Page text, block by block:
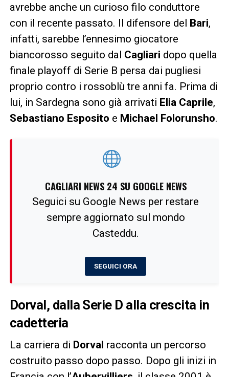
avrebbe anche un curioso filo conduttore
con il recente passato. Il difensore del Bari,
infatti, sarebbe l’ennesimo giocatore
biancorosso seguito dal Cagliari dopo quella
finale playoff di Serie B persa dai pugliesi
proprio contro i rossoblù tre anni fa. Prima di
lui, in Sardegna sono già arrivati Elia Caprile,
Sebastiano Esposito e Michael Folorunsho.
CAGLIARI NEWS 24 SU GOOGLE NEWS
Seguici su Google News per restare
sempre aggiornato sul mondo
Casteddu.
SEGUICI ORA
Dorval, dalla Serie D alla crescita in
cadetteria
La carriera di Dorval racconta un percorso
costruito passo dopo passo. Dopo gli inizi in